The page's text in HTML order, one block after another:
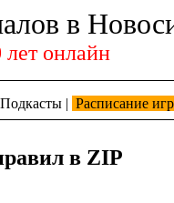
в
лет онлайн
Подкасты | Расписание игр
в ZIP